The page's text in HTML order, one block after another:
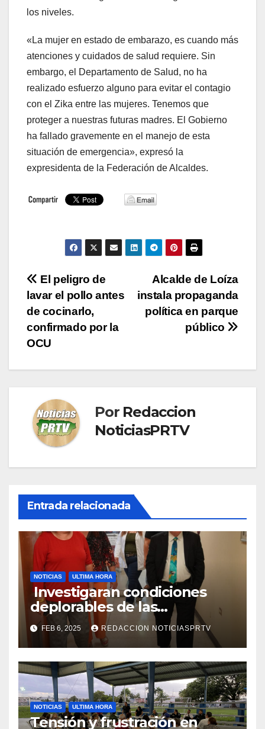
los niveles.
«La mujer en estado de embarazo, es cuando más
atenciones y cuidados de salud requiere. Sin
embargo, el Departamento de Salud, no ha
realizado esfuerzo alguno para evitar el contagio
con el Zika entre las mujeres. Tenemos que
proteger a nuestras futuras madres. El Gobierno
ha fallado gravemente en el manejo de esta
situación de emergencia», expresó la
expresidenta de la Federación de Alcaldes.
Navegación
de
entradas
Alcalde de Loíza
instala propaganda
política en parque
público
El peligro de
lavar el pollo antes
de cocinarlo,
confirmado por la
OCU
Por Redaccion
NoticiasPRTV
Entrada relacionada
NOTICIAS ULTIMA HORA
Investigaran condiciones
deplorables de las
facilidades el Departamento
de la Salud en Mayagüez
FEB 6, 2025 REDACCION NOTICIASPRTV
NOTICIAS ULTIMA HORA
Tensión y frustración en